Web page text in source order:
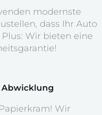
modernste
dass Ihr Auto
Wir bieten eine
Wir